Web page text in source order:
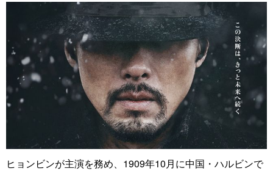
ヒョンビンが主演を務め、1909年10月に中国・ハルビンで